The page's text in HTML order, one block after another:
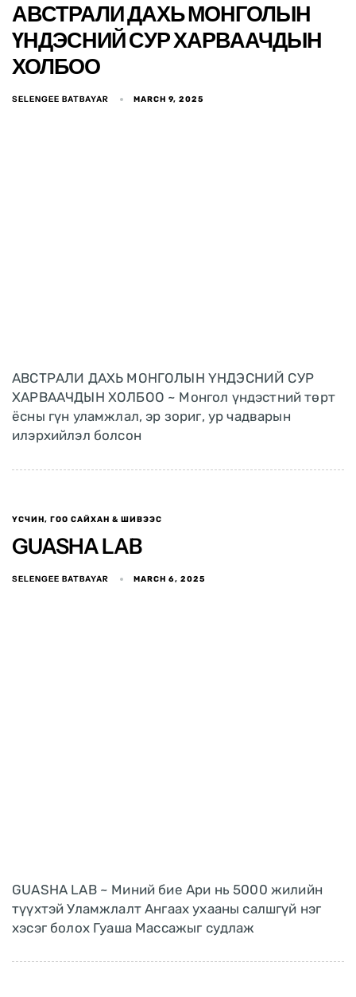
АВСТРАЛИ ДАХЬ МОНГОЛЫН
ҮНДЭСНИЙ СУР ХАРВААЧДЫН
ХОЛБОО
SELENGEE BATBAYAR MARCH 9, 2025
АВСТРАЛИ ДАХЬ МОНГОЛЫН ҮНДЭСНИЙ СУР
ХАРВААЧДЫН ХОЛБОО ~ Монгол үндэстний төрт
ёсны гүн уламжлал, эр зориг, ур чадварын
илэрхийлэл болсон
ҮСЧИН, ГОО САЙХАН & ШИВЭЭС
GUASHA LAB
SELENGEE BATBAYAR MARCH 6, 2025
GUASHA LAB ~ Миний бие Ари нь 5000 жилийн
түүхтэй Уламжлалт Ангаах ухааны салшгүй нэг
хэсэг болох Гуаша Mассажыг судлаж